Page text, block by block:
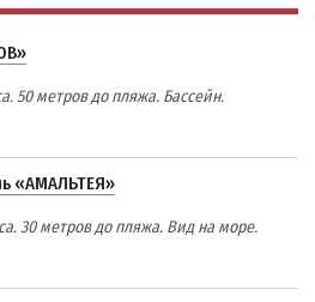
50 метров до пляжа. Бассейн.
«АМАЛЬТЕЯ»
30 метров до пляжа. Вид на море.